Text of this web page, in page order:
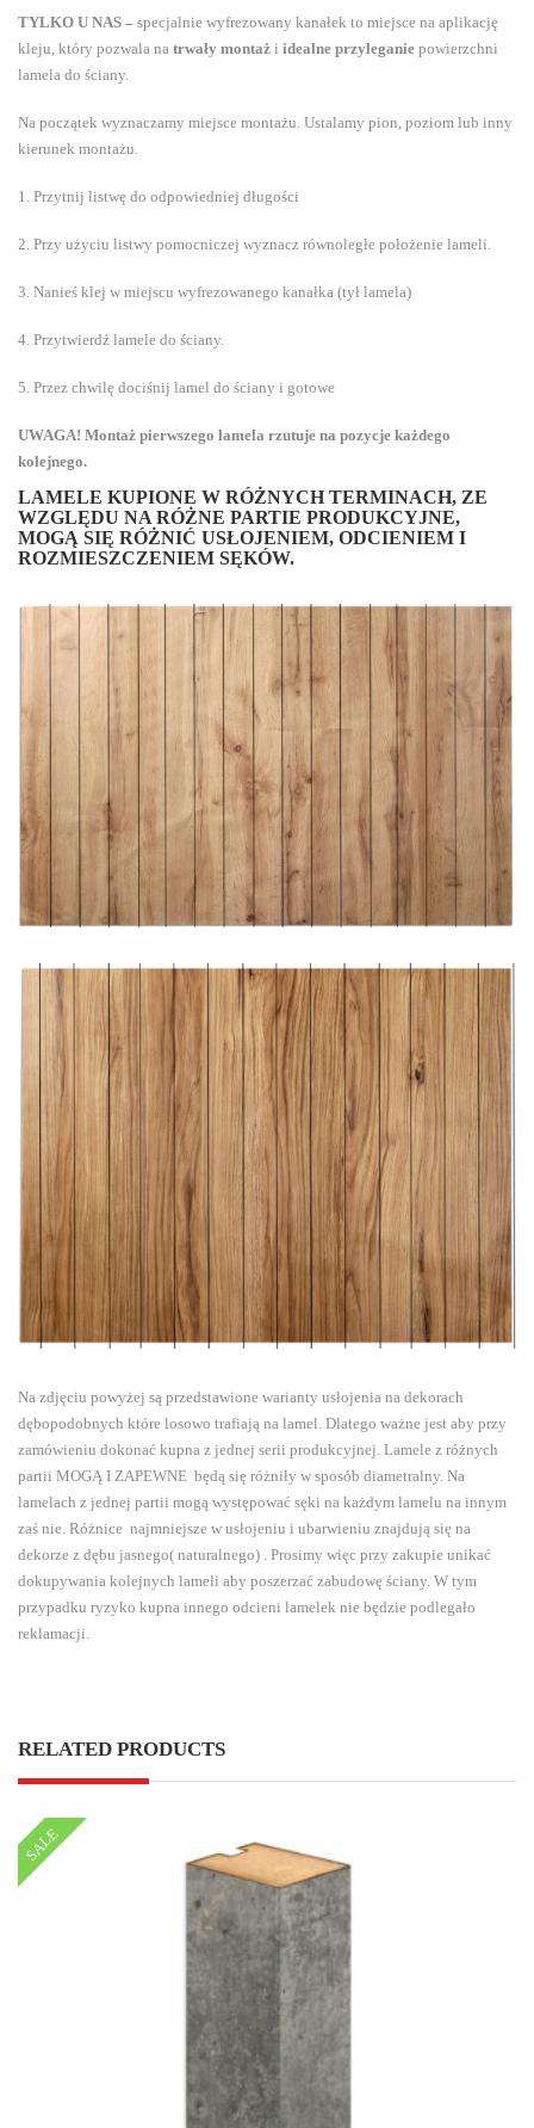
TYLKO U NAS – specjalnie wyfrezowany kanałek to miejsce na aplikację
kleju, który pozwala na trwały montaż i idealne przyleganie powierzchni
lamela do ściany.
Na początek wyznaczamy miejsce montażu. Ustalamy pion, poziom lub inny
kierunek montażu.
1. Przytnij listwę do odpowiedniej długości
2. Przy użyciu listwy pomocniczej wyznacz równoległe położenie lameli.
3. Nanieś klej w miejscu wyfrezowanego kanałka (tył lamela)
4. Przytwierdź lamele do ściany.
5. Przez chwilę dociśnij lamel do ściany i gotowe
UWAGA! Montaż pierwszego lamela rzutuje na pozycje każdego
kolejnego.
LAMELE KUPIONE W RÓŻNYCH TERMINACH, ZE
WZGLĘDU NA RÓŻNE PARTIE PRODUKCYJNE,
MOGĄ SIĘ RÓŻNIĆ USŁOJENIEM, ODCIENIEM I
ROZMIESZCZENIEM SĘKÓW.
Na zdjęciu powyżej są przedstawione warianty usłojenia na dekorach
dębopodobnych które losowo trafiają na lamel. Dlatego ważne jest aby przy
zamówieniu dokonać kupna z jednej serii produkcyjnej. Lamele z różnych
partii MOGĄ I ZAPEWNE będą się różniły w sposób diametralny. Na
lamelach z jednej partii mogą występować sęki na każdym lamelu na innym
zaś nie. Różnice najmniejsze w usłojeniu i ubarwieniu znajdują się na
dekorze z dębu jasnego( naturalnego) . Prosimy więc przy zakupie unikać
dokupywania kolejnych lameli aby poszerzać zabudowę ściany. W tym
przypadku ryzyko kupna innego odcieni lamelek nie będzie podlegało
reklamacji.
RELATED PRODUCTS
SALE